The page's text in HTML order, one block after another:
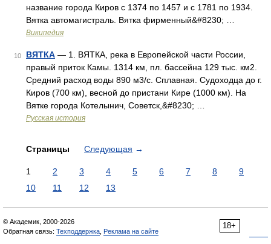
название города Киров с 1374 по 1457 и с 1781 по 1934.
Вятка автомагистраль. Вятка фирменный&#8230; …
Википедия
10 ВЯТКА — 1. ВЯТКА, река в Европейской части России,
правый приток Камы. 1314 км, пл. бассейна 129 тыс. км2.
Средний расход воды 890 м3/с. Сплавная. Судоходца до г.
Киров (700 км), весной до пристани Кире (1000 км). На
Вятке города Котелынич, Советск,&#8230; …
Русская история
Страницы Следующая →
1 2 3 4 5 6 7 8
9
10
11 12 13
18+
© Академик, 2000-2026
Обратная связь: Техподдержка Реклама на сайте